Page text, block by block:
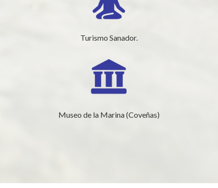
Turismo Sanador.
Museo de la Marina (Coveñas)